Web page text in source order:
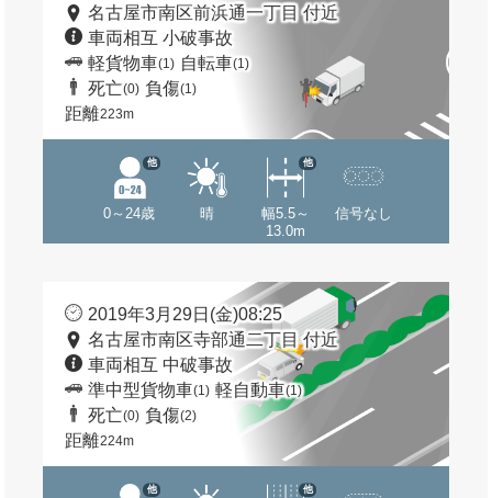
名古屋市南区前浜通一丁目 付近
車両相互 小破事故
軽貨物車(1) 自転車(1)
死亡(0) 負傷(1)
距離223m
0～24歳
他
晴
幅5.5～
13.0m
他
信号なし
2019年3月29日(金)08:25
名古屋市南区寺部通二丁目 付近
車両相互 中破事故
準中型貨物車(1) 軽自動車(1)
死亡(0) 負傷(2)
距離224m
他 他